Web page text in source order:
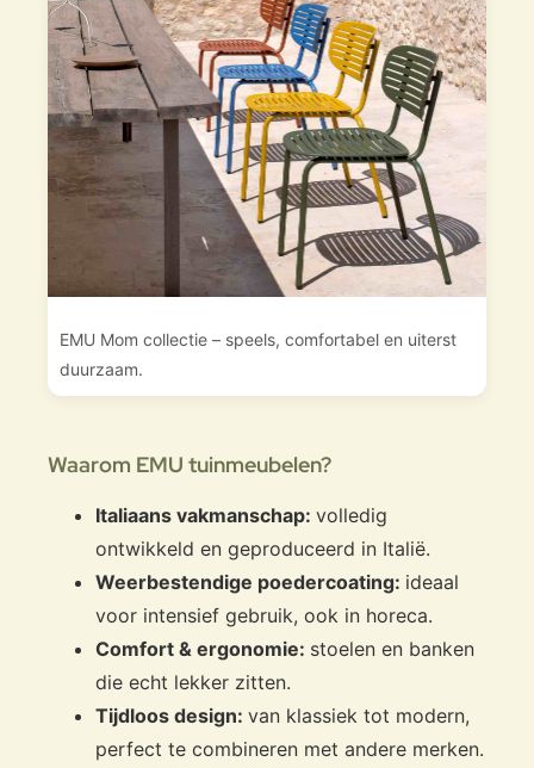
EMU Mom collectie – speels, comfortabel en uiterst
duurzaam.
Waarom EMU tuinmeubelen?
Italiaans vakmanschap: volledig
ontwikkeld en geproduceerd in Italië.
Weerbestendige poedercoating: ideaal
voor intensief gebruik, ook in horeca.
Comfort & ergonomie: stoelen en banken
die echt lekker zitten.
Tijdloos design: van klassiek tot modern,
perfect te combineren met andere merken.